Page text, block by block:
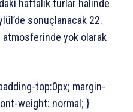
haftalık turlar halinde
sonuçlanacak 22.
atmosferinde yok olarak
top:0px; margin-
weight: normal; }